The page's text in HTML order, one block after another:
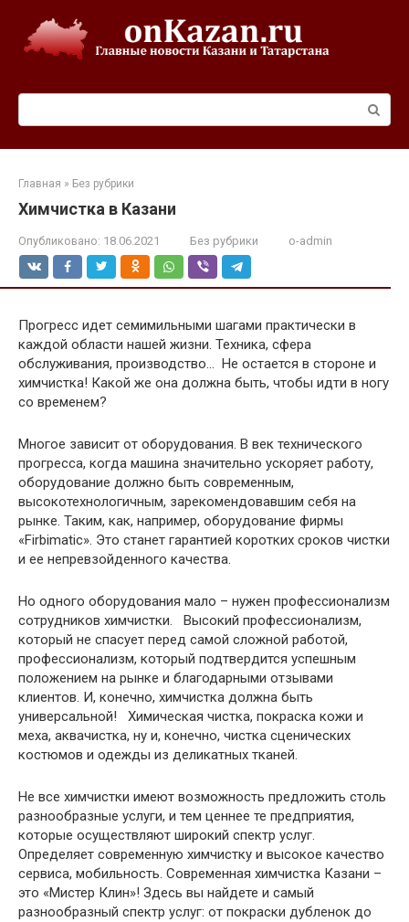
контенту
Главная » Без рубрики
Химчистка в Казани
Опубликовано: 18.06.2021 Без рубрики o-admin
Прогресс идет семимильными шагами практически в
каждой области нашей жизни. Техника, сфера
обслуживания, производство… Не остается в стороне и
химчистка! Какой же она должна быть, чтобы идти в ногу
со временем?
Многое зависит от оборудования. В век технического
прогресса, когда машина значительно ускоряет работу,
оборудование должно быть современным,
высокотехнологичным, зарекомендовавшим себя на
рынке. Таким, как, например, оборудование фирмы
«Firbimatic». Это станет гарантией коротких сроков чистки
и ее непревзойденного качества.
Но одного оборудования мало – нужен профессионализм
сотрудников химчистки. Высокий профессионализм,
который не спасует перед самой сложной работой,
профессионализм, который подтвердится успешным
положением на рынке и благодарными отзывами
клиентов. И, конечно, химчистка должна быть
универсальной! Химическая чистка, покраска кожи и
меха, аквачистка, ну и, конечно, чистка сценических
костюмов и одежды из деликатных тканей.
Не все химчистки имеют возможность предложить столь
разнообразные услуги, и тем ценнее те предприятия,
которые осуществляют широкий спектр услуг.
Определяет современную химчистку и высокое качество
сервиса, мобильность. Современная химчистка Казани –
это «Мистер Клин»! Здесь вы найдете и самый
разнообразный спектр услуг: от покраски дубленок до